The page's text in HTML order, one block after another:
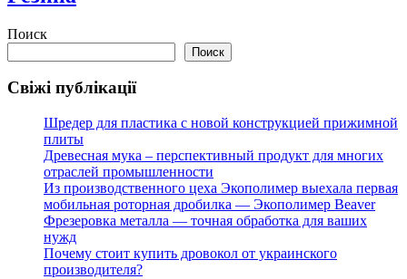
Поиск
Поиск
Свіжі публікації
Шредер для пластика с новой конструкцией прижимной
плиты
Древесная мука – перспективный продукт для многих
отраслей промышленности
Из производственного цеха Экополимер выехала первая
мобильная роторная дробилка — Экополимер Beaver
Фрезеровка металла — точная обработка для ваших
нужд
Почему стоит купить дровокол от украинского
производителя?